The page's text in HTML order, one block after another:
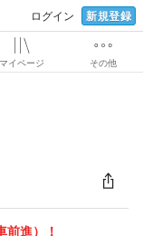
ログイン 新規登録
マイページ その他
進）！